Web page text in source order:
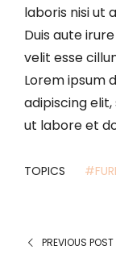
laboris nisi ut
Duis aute
velit esse
Lorem ipsum
adipiscing
ut labore et
TOPICS
PREVIOUS POST